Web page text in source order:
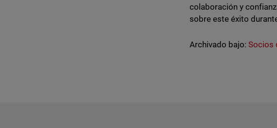
colaboración y
sobre este éxito
Archivado bajo: Socios